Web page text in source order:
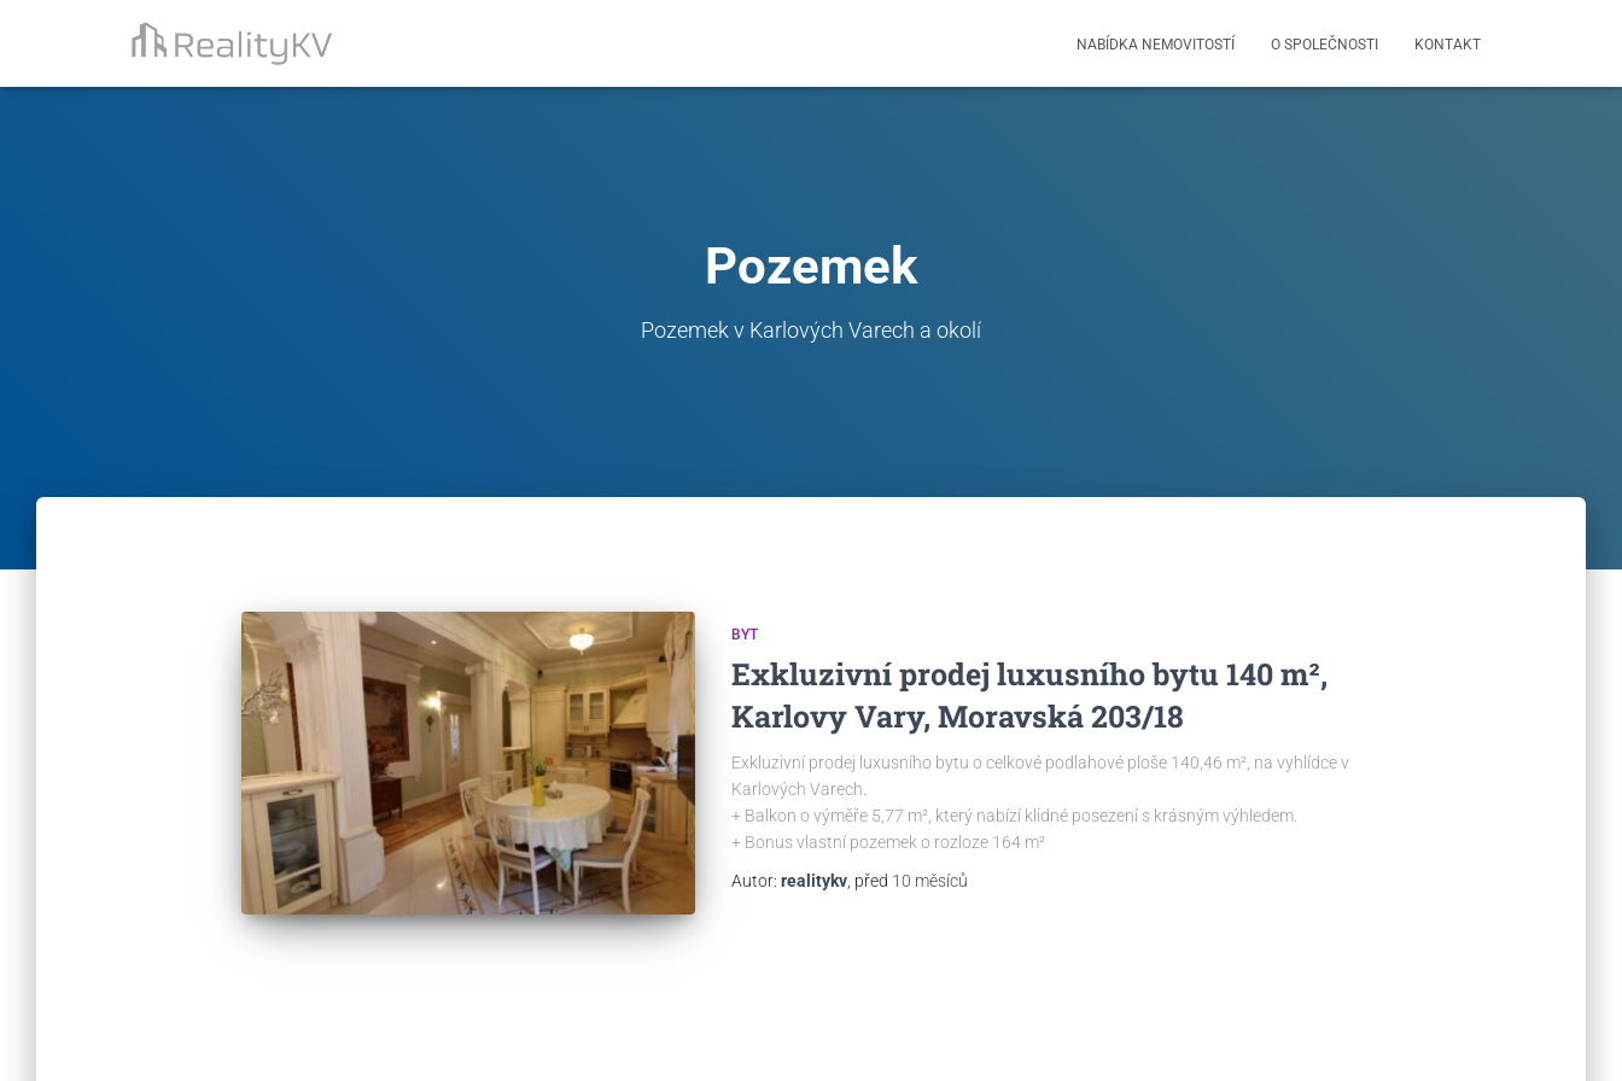
NABÍDKA NEMOVITOSTÍ O SPOLEČNOSTI KONTAKT
Pozemek
Pozemek v Karlových Varech a okolí
BYT
Exkluzivní prodej luxusního bytu 140 m²,
Karlovy Vary, Moravská 203/18
Exkluzivní prodej luxusního bytu o celkové podlahové ploše 140,46 m², na vyhlídce v
Karlových Varech.
+ Balkon o výměře 5,77 m², který nabízí klidné posezení s krásným výhledem.
+ Bonus vlastní pozemek o rozloze 164 m²
Autor: realitykv, před 10 měsíců